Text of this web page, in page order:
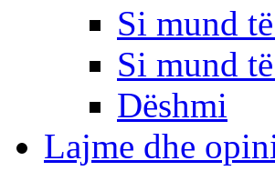
Si mund
Si mund
Dëshmi
Lajme dhe